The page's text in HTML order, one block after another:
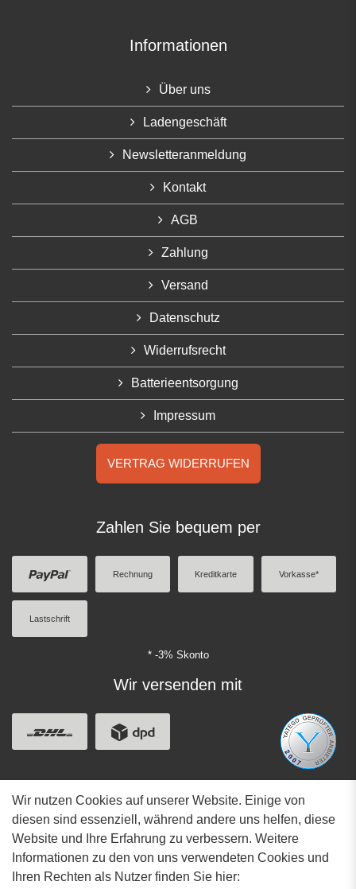
Informationen
Über uns
Ladengeschäft
Newsletteranmeldung
Kontakt
AGB
Zahlung
Versand
Datenschutz
Widerrufsrecht
Batterieentsorgung
Impressum
VERTRAG WIDERRUFEN
Zahlen Sie bequem per
Rechnung Kreditkarte Vorkasse*
Lastschrift
* -3% Skonto
Wir versenden mit
Adresse
Hauptstrasse 34
73117 Wangen
Wir nutzen Cookies auf unserer Website. Einige von
diesen sind essenziell, während andere uns helfen, diese
Website und Ihre Erfahrung zu verbessern. Weitere
Informationen zu den von uns verwendeten Cookies und
Ihren Rechten als Nutzer finden Sie hier: